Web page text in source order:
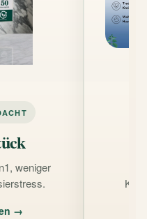
weniger
→